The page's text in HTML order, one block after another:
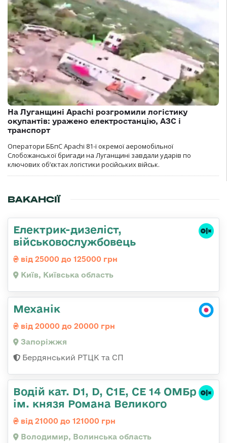
На Луганщині Apachi розгромили логістику
окупантів: уражено електростанцію, АЗС і
транспорт
Оператори ББпС Apachi 81-ї окремої аеромобільної
Слобожанської бригади на Луганщині завдали ударів по
ключових об’єктах логістики російських військ.
ВАКАНСІЇ
Електрик-дизеліст,
військовослужбовець
від 25000 до 125000 грн
Київ, Київська область
Механік
від 20000 до 20000 грн
Запоріжжя
Бердянський РТЦК та СП
Водій кат. D1, D, C1E, CE 14 ОМБр
ім. князя Романа Великого
від 21000 до 121000 грн
Володимир, Волинська область